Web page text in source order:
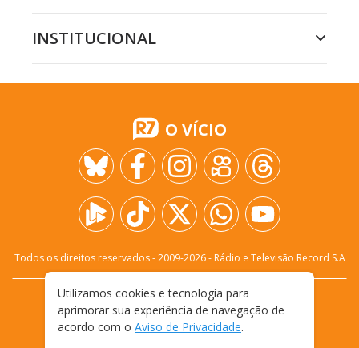
INSTITUCIONAL
O VÍCIO
Todos os direitos reservados - 2009-2026- Rádio e Televisão Record S.A
FALE CONOSCO
PRIVACIDADE
TERMOS E CONDIÇÕES DE USO
Utilizamos cookies e tecnologia para
aprimorar sua experiência de navegação de
acordo com o Aviso de Privacidade.